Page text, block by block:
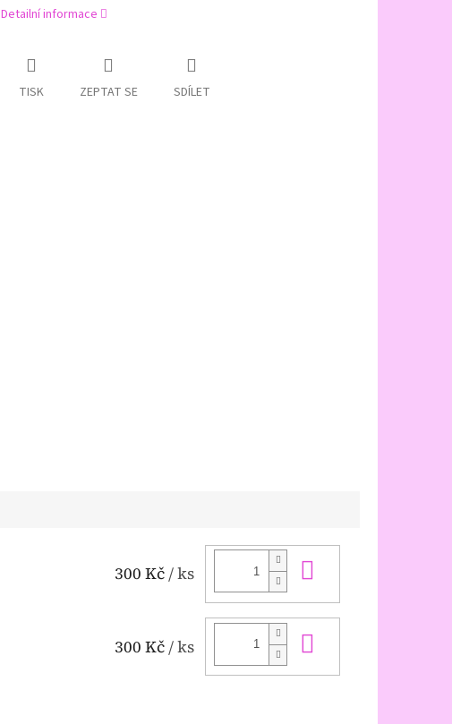
Detailní informace
TISK ZEPTAT SE SDÍLET
300 Kč/ ks
300 Kč / ks